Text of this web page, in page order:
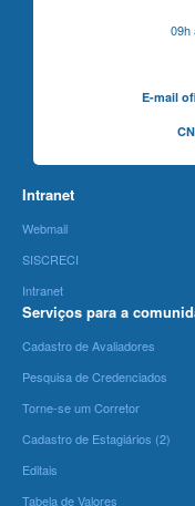
09h
E-mail
Intranet
Webmail
SISCRECI
Intranet
Serviços para a
Cadastro de Avaliadores
Pesquisa de Credenciados
Torne-se um Corretor
Cadastro de Estagiários (2)
Editais
Tabela de Valores